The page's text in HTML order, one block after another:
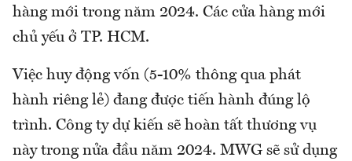
hàng mới trong năm 2024. Các cửa hàng mới
chủ yếu ở TP. HCM.
Việc huy động vốn (5-10% thông qua phát
hành riêng lẻ) đang được tiến hành đúng lộ
trình. Công ty dự kiến sẽ hoàn tất thương vụ
này trong nửa đầu năm 2024. MWG sẽ sử dụng